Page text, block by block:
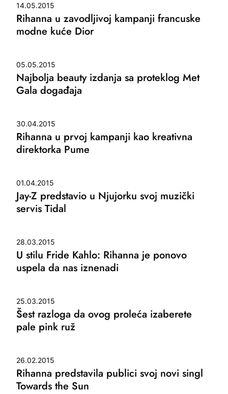
14.05.2015
Rihanna u zavodljivoj kampanji francuske
modne kuće Dior
05.05.2015
Najbolja beauty izdanja sa proteklog Met
Gala događaja
30.04.2015
Rihanna u prvoj kampanji kao kreativna
direktorka Pume
01.04.2015
Jay-Z predstavio u Njujorku svoj muzički
servis Tidal
28.03.2015
U stilu Fride Kahlo: Rihanna je ponovo
uspela da nas iznenadi
25.03.2015
Šest razloga da ovog proleća izaberete
pale pink ruž
26.02.2015
Rihanna predstavila publici svoj novi singl
Towards the Sun